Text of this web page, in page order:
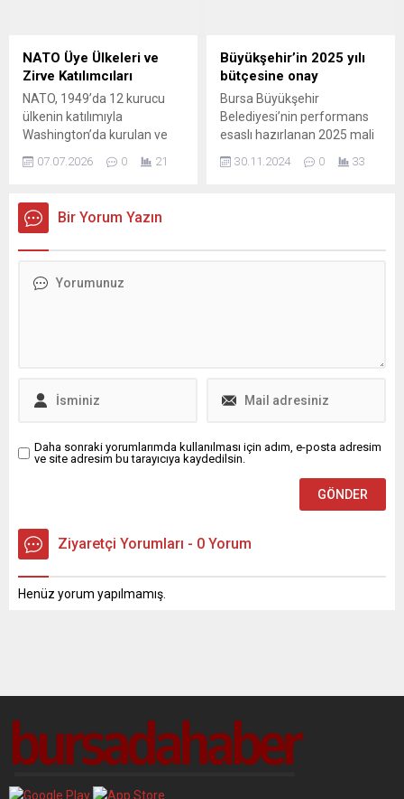
Bu kapsamda hem zengin
hem de kaynak bağımlısı
Gençlik ve Spor Hizmetleri
Dairesi Başkanlığı ve Türkiye
Geleneksel Atlı Spor Dalları
Federasyonu iş birliğiyle
tertip edilen Geleneksel
Rahvan At Yarışları, Ürünlü
Rahvan...
NATO Üye Ülkeleri ve
Zirve Katılımcıları
NATO, 1949’da 12 kurucu
ülkenin katılımıyla
Washington’da kurulan ve
yıllar içinde genişleyerek
bugün resmi olarak 32
ve siyasi işbirliği örgütüdür.
Son genişlemelerde
olarak sürece dahil
07.07.2026 0 21
Büyükşehir’in 2025 yılı
bütçesine onay
Bursa Büyükşehir
Belediyesi’nin performans
esaslı hazırlanan 2025 mali
yılı performans programı ve
2025 mali yılı bütçesi oy
30.11.2024 0 33
Bir Yorum Yazın
Daha sonraki yorumlarımda kullanılması için adım, e-posta adresim
ve site adresim bu tarayıcıya kaydedilsin.
Ziyaretçi Yorumları - 0 Yorum
Henüz yorum yapılmamış.